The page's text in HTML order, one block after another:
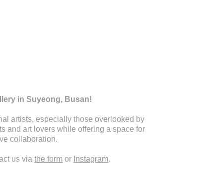
in Suyeong, Busan!
artists, especially those overlooked by
and art lovers while offering a space for
collaboration.
us viathe form or Instagram.